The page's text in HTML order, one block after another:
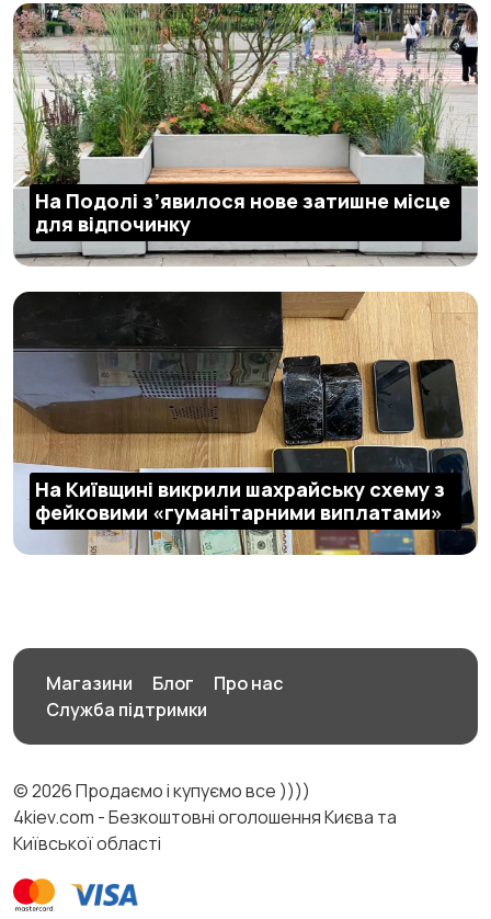
На Подолі з’явилося нове затишне місце
для відпочинку
На Київщині викрили шахрайську схему з
фейковими «гуманітарними виплатами»
Магазини Блог
Про нас
Служба підтримки
© 2026 Продаємо і купуємо все ))))
4kiev.com - Безкоштовні оголошення Києва та
Київської області